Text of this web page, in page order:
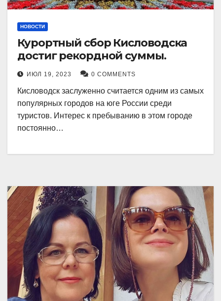
НОВОСТИ
Курортный сбор Кисловодска
достиг рекордной суммы.
ИЮЛ 19, 2023 0 COMMENTS
Кисловодск заслуженно считается одним из самых
популярных городов на юге России среди
туристов. Интерес к пребыванию в этом городе
постоянно…